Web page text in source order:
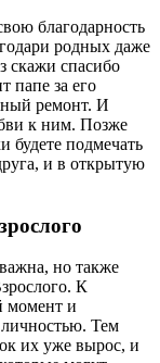
благодарность
родных даже
скажи спасибо
папе за его
ремонт. И
к ним. Позже
будете подмечать
и в открытую
но также
К
момент и
личностью. Тем
их уже вырос, и